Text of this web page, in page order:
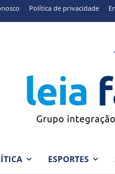
Política de privacidade
ESPORTES